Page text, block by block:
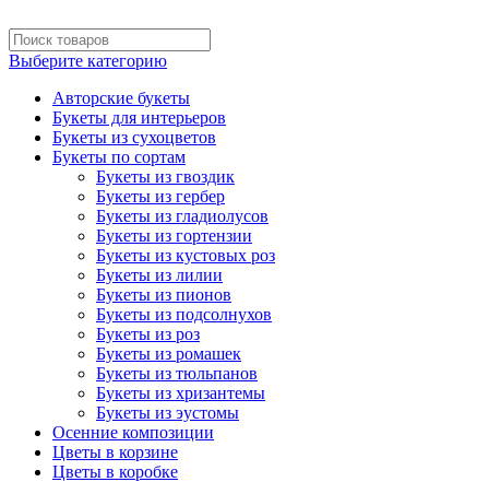
Выберите категорию
Авторские букеты
Букеты для интерьеров
Букеты из сухоцветов
Букеты по сортам
Букеты из гвоздик
Букеты из гербер
Букеты из гладиолусов
Букеты из гортензии
Букеты из кустовых роз
Букеты из лилии
Букеты из пионов
Букеты из подсолнухов
Букеты из роз
Букеты из ромашек
Букеты из тюльпанов
Букеты из хризантемы
Букеты из эустомы
Осенние композиции
Цветы в корзине
Цветы в коробке